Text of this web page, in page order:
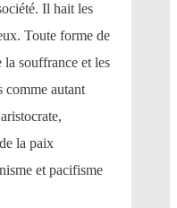
Il hait les
Toute forme de
souffrance et les
comme autant
la paix
et pacifisme